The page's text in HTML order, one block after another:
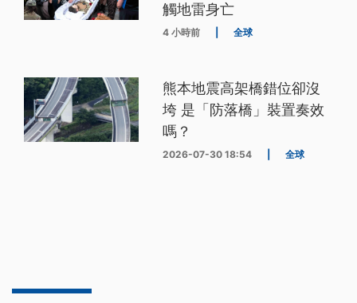
觸地雷身亡
4 小時前 全球
熊本地震高架橋錯位卻沒
垮 是「防落橋」裝置奏效
嗎？
2026-07-30 18:54 全球